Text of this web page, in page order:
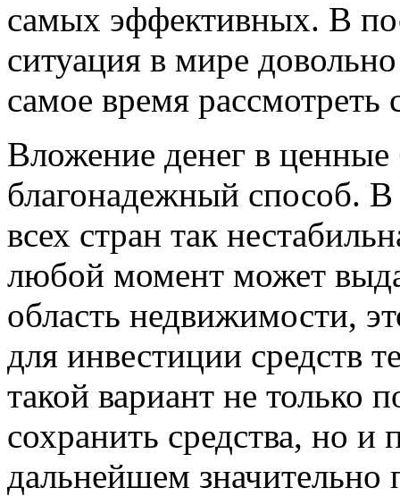
самых эффективных. В
ситуация в мире
самое время
Вложение денег в ценные
благонадежный способ.
всех стран так
любой момент может
область недвижимости,
для инвестиции средств
такой вариант не только
сохранить средства, но и
дальнейшем